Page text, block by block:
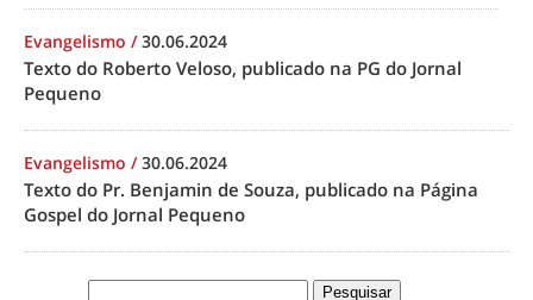
Evangelismo /30.06.2024
Texto do Roberto Veloso, publicado na PG do Jornal
Pequeno
Evangelismo /30.06.2024
Texto do Pr. Benjamin de Souza, publicado na Página
Gospel do Jornal Pequeno